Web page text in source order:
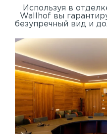
Используя в
Wallhof вы
безупречный вид и